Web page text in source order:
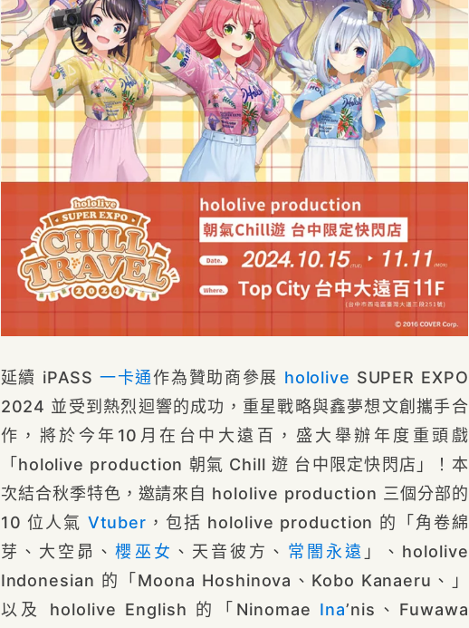
延續 iPASS 一卡通作為贊助商參展 hololive SUPER EXPO
2024 並受到熱烈迴響的成功，重星戰略與鑫夢想文創攜手合
作，將於今年10月在台中大遠百，盛大舉辦年度重頭戲
「hololive production 朝氣 Chill 遊 台中限定快閃店」！本
次結合秋季特色，邀請來自 hololive production 三個分部的
10 位人氣 Vtuber ，包括 hololive production 的「角卷綿
芽、大空昴、櫻巫女 、天音彼方、 常闇永遠 」、hololive
Indonesian 的「Moona Hoshinova、Kobo Kanaeru、」
以及 hololive English 的「Ninomae Ina’nis、Fuwawa